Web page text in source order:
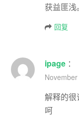
获益匪浅。
回复
ipage：
解释的
呵